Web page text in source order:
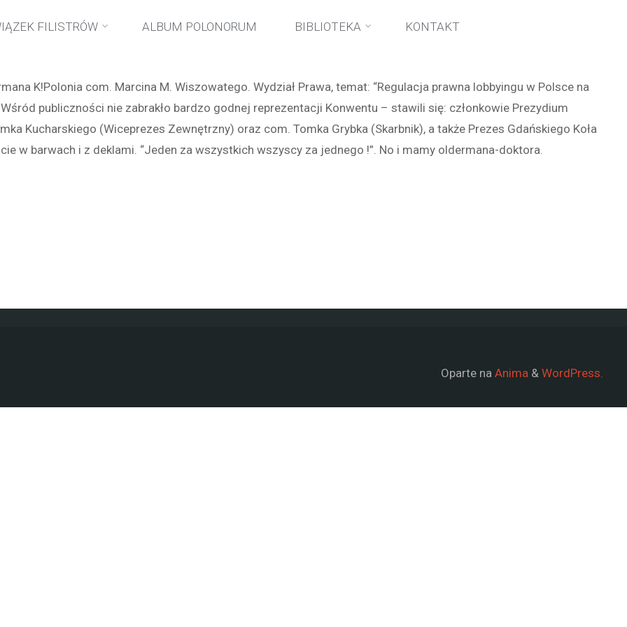
FILISTRÓW ALBUM POLONORUM BIBLIOTEKA KONTAKT
K!Polonia com. Marcina M. Wiszowatego. Wydział Prawa, temat: “Regulacja prawna lobbyingu w Polsce na
publiczności nie zabrakło bardzo godnej reprezentacji Konwentu – stawili się: członkowie Prezydium
Kucharskiego (Wiceprezes Zewnętrzny) oraz com. Tomka Grybka (Skarbnik), a także Prezes Gdańskiego Koła
w barwach i z deklami. “Jeden za wszystkich wszyscy za jednego !”. No i mamy oldermana-doktora.
Oparte na Anima & WordPress.